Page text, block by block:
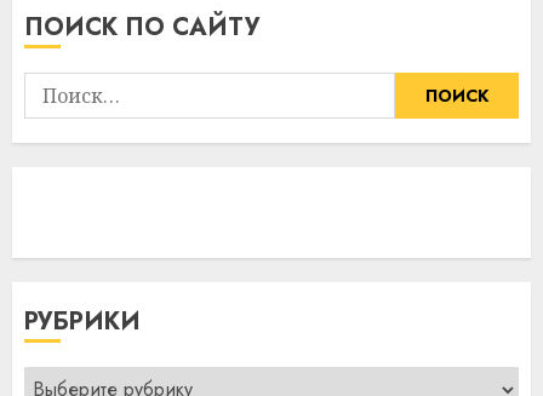
ПОИСК ПО САЙТУ
Найти:
РУБРИКИ
Рубрики